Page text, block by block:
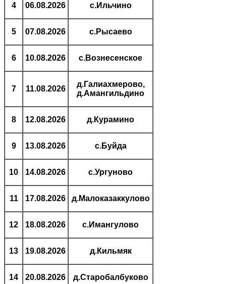
4 06.08.2026 с.Ильчино
5 07.08.2026 с.Рысаево
6 10.08.2026 с.Вознесенское
7 11.08.2026
д.Галиахмерово,
д.Амангильдино
8 12.08.2026 д.Курамино
9 13.08.2026 с.Буйда
10 14.08.2026 с.Ургуново
11 17.08.2026 д.Малоказаккулово
12 18.08.2026 с.Имангулово
13 19.08.2026 д.Кильмяк
14 20.08.2026 д.Старобалбуково